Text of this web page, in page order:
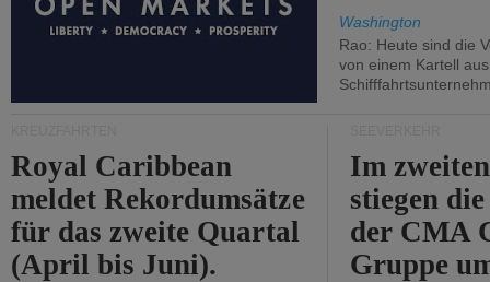
Washington
Rao: Heute sind die
von einem Kartell
Royal Caribbean
meldet Rekordumsätze
für das zweite Quartal
(April bis Juni).
Im
stiegen
der CMA
Gruppe